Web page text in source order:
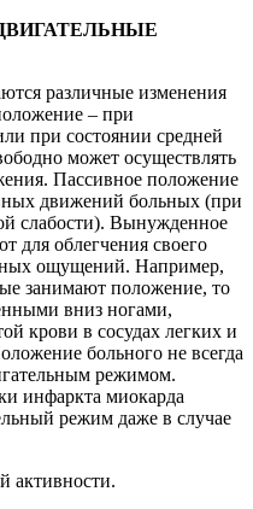
различные изменения
– при
при состоянии средней
может осуществлять
Пассивное положение
движений больных (при
слабости). Вынужденное
для облегчения своего
ощущений. Например,
занимают положение, то
вниз ногами,
крови в сосудах легких и
больного не всегда
режимом.
инфаркта миокарда
режим даже в случае
активности.